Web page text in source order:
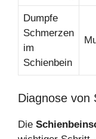
Dumpfe
Schmerzen
im
Schienbein
Diagnose von
Die